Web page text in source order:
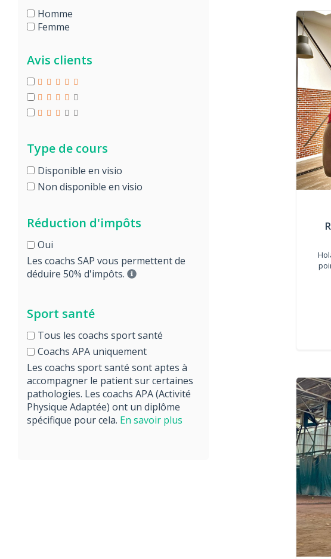
Homme
Femme
Avis clients
Type de cours
Disponible en visio
Non disponible en visio
Réduction d'impôts
Oui
Les coachs SAP vous permettent de
déduire 50% d'impôts.
Sport santé
Tous les coachs sport santé
Coachs APA uniquement
Les coachs sport santé sont aptes à
accompagner le patient sur certaines
pathologies. Les coachs APA (Activité
Physique Adaptée) ont un diplôme
spécifique pour cela. En savoir plus